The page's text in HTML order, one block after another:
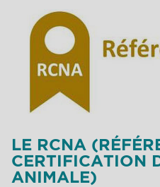
LE RCNA
CERTIFICATION
ANIMALE)